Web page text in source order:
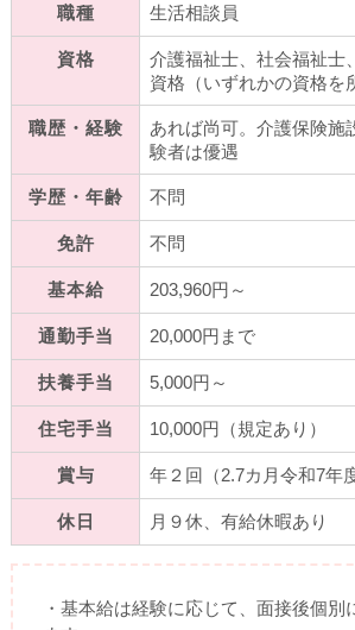
職種 生活相談員
資格
介護福祉士、社会福祉士
資格（いずれかの資格を
職歴・経験
あれば尚可。介護保険施
験者は優遇
学歴・年齢 不問
免許 不問
基本給 203,960円～
通勤手当 20,000円まで
扶養手当 5,000円～
住宅手当 10,000円（規定あり）
賞与 年２回（2.7カ月令和7年
休日 月９休、有給休暇あり
・基本給は経験に応じて、面接後個別